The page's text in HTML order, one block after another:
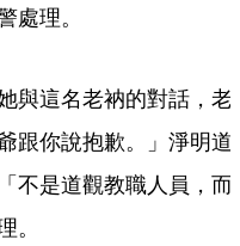
處理。
與這名老衲的對話，老
跟你說抱歉。」淨明道
不是道觀教職人員，而